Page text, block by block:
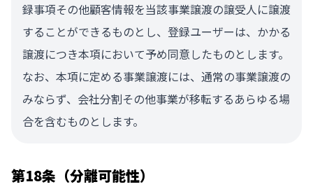
録事項その他顧客情報を当該事業譲渡の譲受人に譲渡
することができるものとし、登録ユーザーは、かかる
譲渡につき本項において予め同意したものとします。
なお、本項に定める事業譲渡には、通常の事業譲渡の
みならず、会社分割その他事業が移転するあらゆる場
合を含むものとします。
第18条（分離可能性）